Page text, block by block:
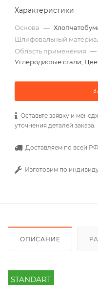
Характеристики
Основа —
Шлифовальный
Область применения —
Углеродистые стали,
Оставьте заявку и
уточнения деталей заказа.
Доставляем по всей РФ.
Изготовим по
ОПИСАНИЕ
STANDART